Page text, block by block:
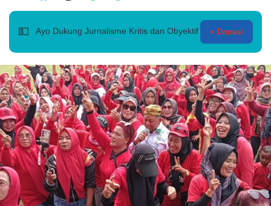
💵 Ayo Dukung Jurnalisme Kritis dan Obyektif + Donasi